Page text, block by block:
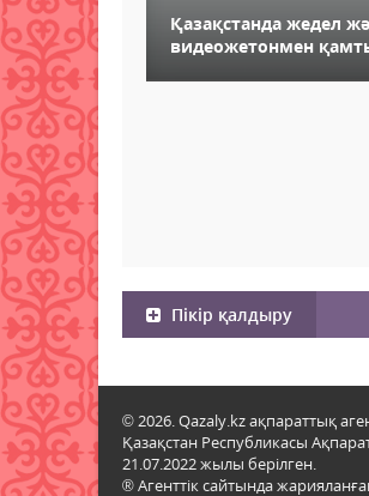
Қазақстанда жедел
видеожетонмен
Пікір қалдыру
© 2026. Qazaly.kz ақпараттық
Қазақстан Республикасы
21.07.2022 жылы берілген.
® Агенттік сайтында